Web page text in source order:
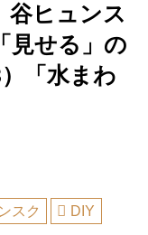
谷ヒュンス
見せる」の
「水まわ
スク DIY